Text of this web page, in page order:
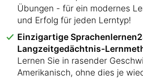
Übungen - für ein modernes
und Erfolg für jeden Lerntyp!
Einzigartige
Langzeitgedächtnis-
Lernen Sie in rasender
Amerikanisch, ohne dies je